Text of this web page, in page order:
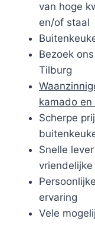
van hoge
en/of staal
Bezoek
Tilburg
kamado
Scherpe
Snelle
ervaring
Vele